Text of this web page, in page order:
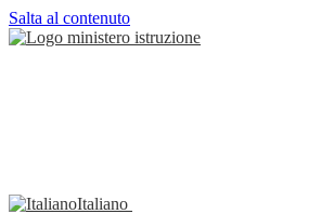
Salta al contenuto
Italiano